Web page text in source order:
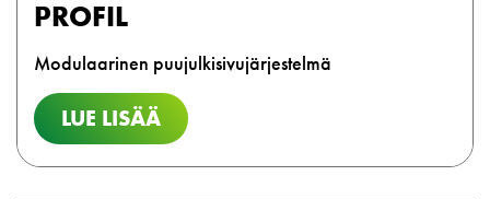
PROFIL
Modulaarinen puujulkisivujärjestelmä
LUE LISÄÄ